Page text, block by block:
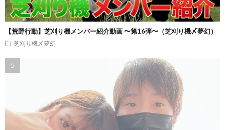
【荒野行動】芝刈り機メンバー紹介動画 〜第16弾〜（芝刈り機〆夢幻）
芝刈り機〆夢幻